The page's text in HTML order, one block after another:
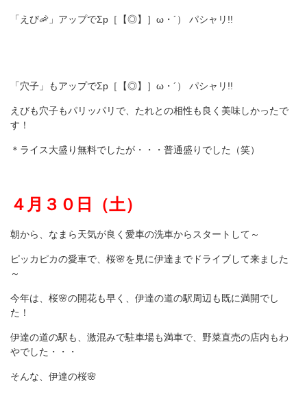
「えび🦐」アップでΣp［【◎】］ω・´） パシャリ!!
「穴子」もアップでΣp［【◎】］ω・´） パシャリ!!
えびも穴子もパリッパリで、たれとの相性も良く美味しかったで
す！
＊ライス大盛り無料でしたが・・・普通盛りでした（笑）
４月３０日（土）
朝から、なまら天気が良く愛車の洗車からスタートして～
ピッカピカの愛車で、桜🌸を見に伊達までドライブして来ました
～
今年は、桜🌸の開花も早く、伊達の道の駅周辺も既に満開でし
た！
伊達の道の駅も、激混みで駐車場も満車で、野菜直売の店内もわ
やでした・・・
そんな、伊達の桜🌸